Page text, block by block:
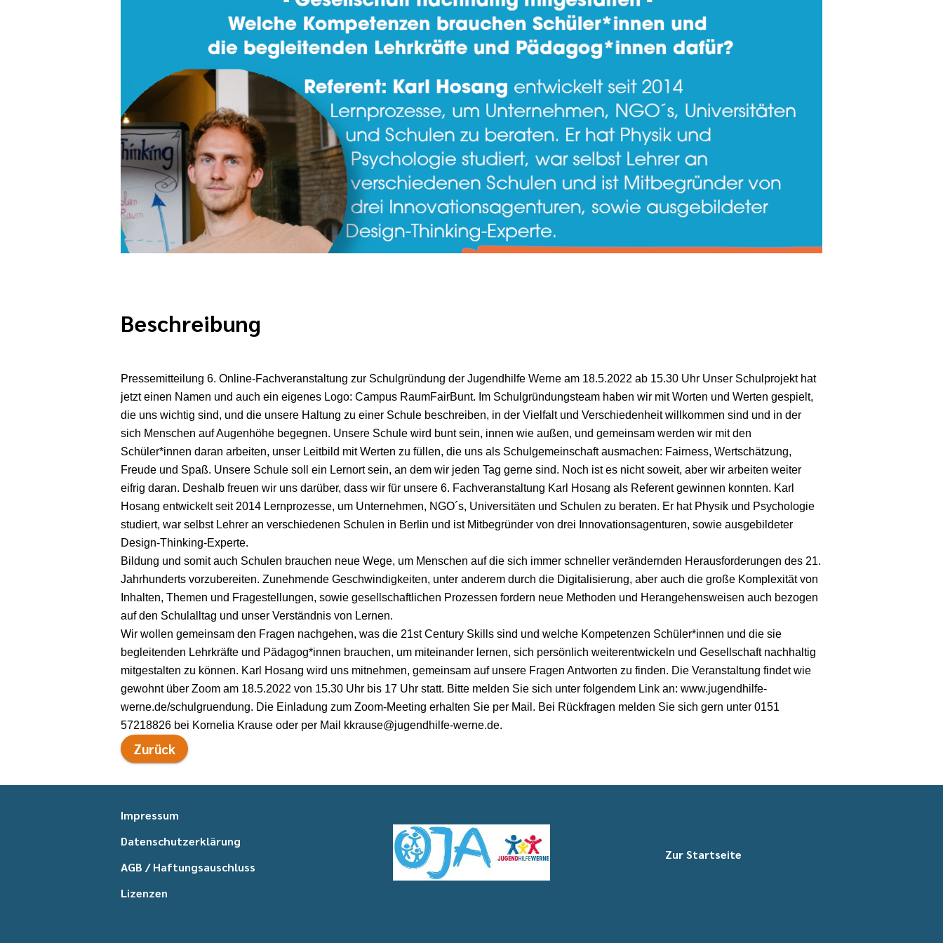
Beschreibung
Pressemitteilung 6. Online-Fachveranstaltung zur Schulgründung der Jugendhilfe Werne am 18.5.2022 ab 15.30 Uhr Unser Schulprojekt hat
jetzt einen Namen und auch ein eigenes Logo: Campus RaumFairBunt. Im Schulgründungsteam haben wir mit Worten und Werten gespielt,
die uns wichtig sind, und die unsere Haltung zu einer Schule beschreiben, in der Vielfalt und Verschiedenheit willkommen sind und in der
sich Menschen auf Augenhöhe begegnen. Unsere Schule wird bunt sein, innen wie außen, und gemeinsam werden wir mit den
Schüler*innen daran arbeiten, unser Leitbild mit Werten zu füllen, die uns als Schulgemeinschaft ausmachen: Fairness, Wertschätzung,
Freude und Spaß. Unsere Schule soll ein Lernort sein, an dem wir jeden Tag gerne sind. Noch ist es nicht soweit, aber wir arbeiten weiter
eifrig daran. Deshalb freuen wir uns darüber, dass wir für unsere 6. Fachveranstaltung Karl Hosang als Referent gewinnen konnten. Karl
Hosang entwickelt seit 2014 Lernprozesse, um Unternehmen, NGO´s, Universitäten und Schulen zu beraten. Er hat Physik und Psychologie
studiert, war selbst Lehrer an verschiedenen Schulen in Berlin und ist Mitbegründer von drei Innovationsagenturen, sowie ausgebildeter
Design-Thinking-Experte.
Bildung und somit auch Schulen brauchen neue Wege, um Menschen auf die sich immer schneller verändernden Herausforderungen des 21.
Jahrhunderts vorzubereiten. Zunehmende Geschwindigkeiten, unter anderem durch die Digitalisierung, aber auch die große Komplexität von
Inhalten, Themen und Fragestellungen, sowie gesellschaftlichen Prozessen fordern neue Methoden und Herangehensweisen auch bezogen
auf den Schulalltag und unser Verständnis von Lernen.
Wir wollen gemeinsam den Fragen nachgehen, was die 21st Century Skills sind und welche Kompetenzen Schüler*innen und die sie
begleitenden Lehrkräfte und Pädagog*innen brauchen, um miteinander lernen, sich persönlich weiterentwickeln und Gesellschaft nachhaltig
mitgestalten zu können. Karl Hosang wird uns mitnehmen, gemeinsam auf unsere Fragen Antworten zu finden. Die Veranstaltung findet wie
gewohnt über Zoom am 18.5.2022 von 15.30 Uhr bis 17 Uhr statt. Bitte melden Sie sich unter folgendem Link an: www.jugendhilfe-
werne.de/schulgruendung. Die Einladung zum Zoom-Meeting erhalten Sie per Mail. Bei Rückfragen melden Sie sich gern unter 0151
57218826 bei Kornelia Krause oder per Mail kkrause@jugendhilfe-werne.de.
Zurück
Impressum
Datenschutzerklärung
AGB / Haftungsauschluss
Lizenzen
Zur Startseite